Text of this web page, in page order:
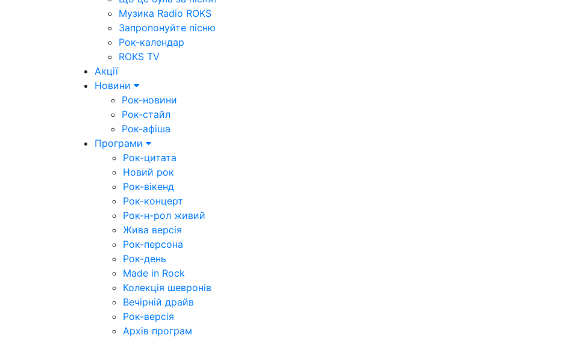
Музика Radio ROKS
Запропонуйте пісню
Рок-календар
ROKS TV
Акції
Новини
Рок-новини
Рок-стайл
Рок-афіша
Програми
Рок-цитата
Новий рок
Рок-вікенд
Рок-концерт
Рок-н-рол живий
Жива версія
Рок-персона
Рок-день
Made in Rock
Колекція шевронів
Вечірній драйв
Рок-версія
Архів програм